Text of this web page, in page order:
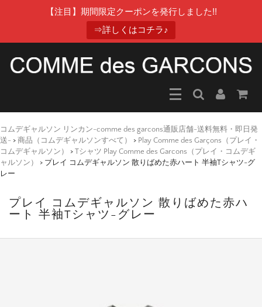
【注目】期間限定クーポンを発行しました!!
⇒詳しくはコチラ♪
コムデギャルソン リンカン-comme des garcons通販店舗-送料無料・即日発
送- > 商品（コムデギャルソンすべて） > Play Comme des Garçons（プレイ・
コムデギャルソン）
> Tシャツ Play Comme des Garcons（プレイ・コムデギ
ャルソン）
> プレイ コムデギャルソン 散りばめた赤ハート 半袖Tシャツ-グ
レー
プレイ コムデギャルソン 散りばめた赤ハ
ート 半袖Tシャツ-グレー